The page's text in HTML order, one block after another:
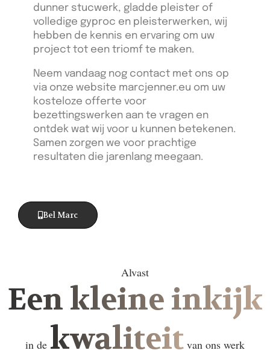
dunner stucwerk, gladde pleister of
volledige gyproc en pleisterwerken, wij
hebben de kennis en ervaring om uw
project tot een triomf te maken.
Neem vandaag nog contact met ons op
via onze website marcjenner.eu om uw
kosteloze offerte voor
bezettingswerken aan te vragen en
ontdek wat wij voor u kunnen betekenen.
Samen zorgen we voor prachtige
resultaten die jarenlang meegaan.
Bel Marc
Alvast
Een kleine inkijk
in de kwaliteit van ons werk